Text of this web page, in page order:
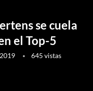
se cuela
el Top-5
645 vistas